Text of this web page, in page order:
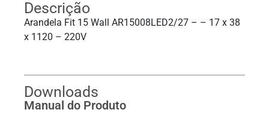
Descrição
Arandela Fit 15 Wall AR15008LED2/27 – – 17 x 38
x 1120 – 220V
Downloads
Manual do Produto